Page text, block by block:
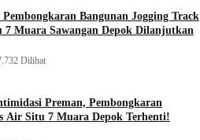
Bangunan Jogging Track
Muara Sawangan Depok Dilanjutkan
Dilihat
Preman, Pembongkaran
Air Situ 7 Muara Depok Terhenti!